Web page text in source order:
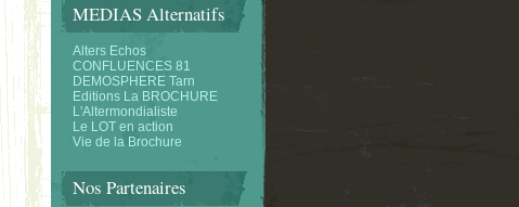
MEDIAS Alternatifs
Alters Echos
CONFLUENCES 81
DEMOSPHERE Tarn
Editions La BROCHURE
L'Altermondialiste
Le LOT en action
Vie de la Brochure
Nos Partenaires